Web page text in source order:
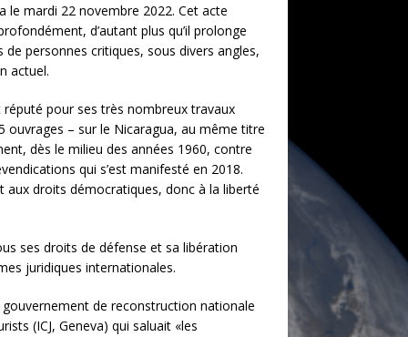
le mardi 22 novembre 2022. Cet acte
d’autant plus qu’il prolonge
de personnes critiques, sous divers angles,
actuel.
réputé pour ses très nombreux travaux
ouvrages – sur le Nicaragua, au même titre
dès le milieu des années 1960, contre
qui s’est manifesté en 2018.
aux droits démocratiques, donc à la liberté
ses droits de défense et sa libération
juridiques internationales.
de reconstruction nationale
(ICJ, Geneva) qui saluait «les